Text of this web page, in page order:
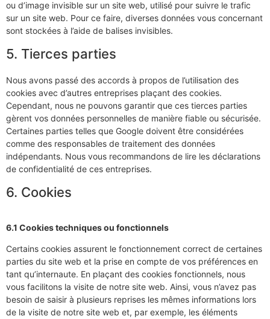
ou d’image invisible sur un site web, utilisé pour suivre le trafic
sur un site web. Pour ce faire, diverses données vous concernant
sont stockées à l’aide de balises invisibles.
5. Tierces parties
Nous avons passé des accords à propos de l’utilisation des
cookies avec d’autres entreprises plaçant des cookies.
Cependant, nous ne pouvons garantir que ces tierces parties
gèrent vos données personnelles de manière fiable ou sécurisée.
Certaines parties telles que Google doivent être considérées
comme des responsables de traitement des données
indépendants. Nous vous recommandons de lire les déclarations
de confidentialité de ces entreprises.
6. Cookies
6.1 Cookies techniques ou fonctionnels
Certains cookies assurent le fonctionnement correct de certaines
parties du site web et la prise en compte de vos préférences en
tant qu’internaute. En plaçant des cookies fonctionnels, nous
vous facilitons la visite de notre site web. Ainsi, vous n’avez pas
besoin de saisir à plusieurs reprises les mêmes informations lors
de la visite de notre site web et, par exemple, les éléments